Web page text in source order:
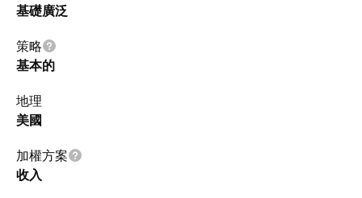
基礎廣泛
策略
基本的
地理
美國
加權方案
收入